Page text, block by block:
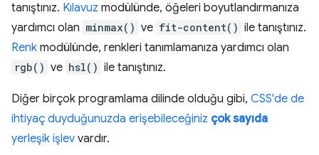
tanıştınız. Kılavuz modülünde, öğeleri boyutlandırmanıza
yardımcı olan minmax() ve fit-content() ile tanıştınız.
Renk modülünde, renkleri tanımlamanıza yardımcı olan
rgb() ve hsl() ile tanıştınız.
Diğer birçok programlama dilinde olduğu gibi, CSS'de de
ihtiyaç duyduğunuzda erişebileceğiniz çok sayıda
yerleşik işlev vardır.